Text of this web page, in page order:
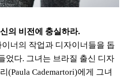
의 비전에 충실하라.
너의 작업과 디자이너들을 돕
었다. 그녀는 브라질 출신 디자
(Paula Cademartori)에게 그녀